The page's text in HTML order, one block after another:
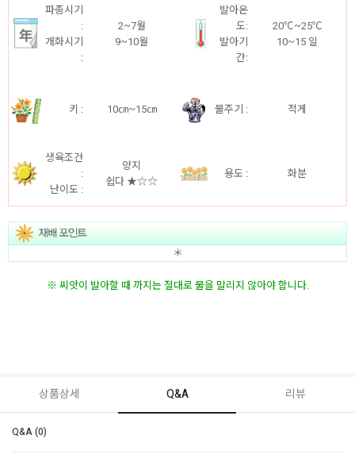
파종시기
:
개화시기
:
2~7월
9~10월
발아온
도:
발아기
간:
20℃~25℃
10~15 일
키 : 10㎝~15㎝ 물주기 : 적게
생육조건
:
난이도 :
양지
쉽다 ★☆☆
용도 : 화분
＊
※ 씨앗이 발아할 때 까지는 절대로 물을 말리지 않아야 합니다.
상품상세 Q&A 리뷰
Q&A (0)